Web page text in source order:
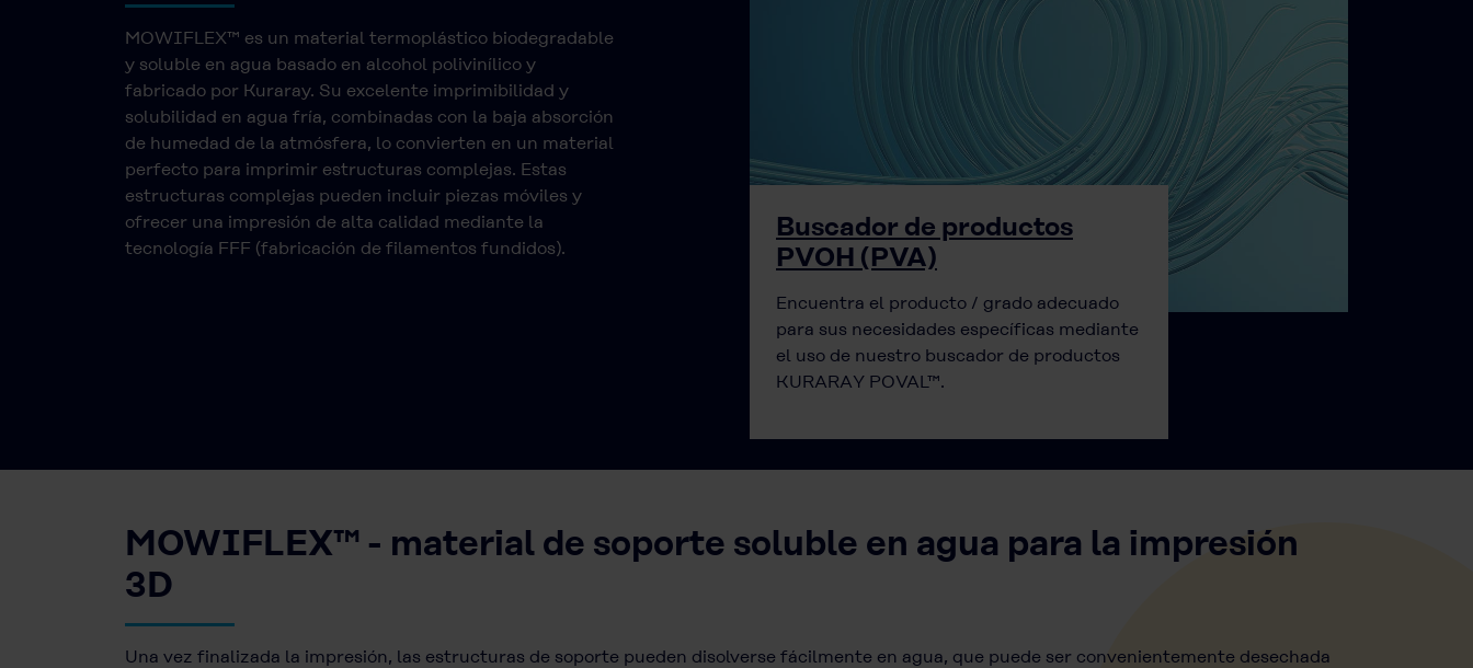
MOWIFLEX™ es un material termoplástico biodegradable
y soluble en agua basado en alcohol polivinílico y
fabricado por Kuraray. Su excelente imprimibilidad y
solubilidad en agua fría, combinadas con la baja absorción
de humedad de la atmósfera, lo convierten en un material
perfecto para imprimir estructuras complejas. Estas
estructuras complejas pueden incluir piezas móviles y
ofrecer una impresión de alta calidad mediante la
tecnología FFF (fabricación de filamentos fundidos).
Buscador de productos
PVOH (PVA)
Encuentra el producto / grado adecuado
para sus necesidades específicas mediante
el uso de nuestro buscador de productos
KURARAY POVAL™.
MOWIFLEX™ - material de soporte soluble en agua para la impresión
3D
Una vez finalizada la impresión, las estructuras de soporte pueden disolverse fácilmente en agua, que puede ser convenientemente desechada